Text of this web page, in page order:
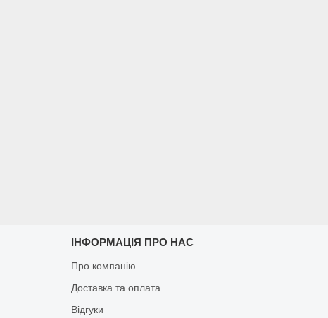
ІНФОРМАЦІЯ ПРО НАС
Про компанію
Доставка та оплата
Відгуки